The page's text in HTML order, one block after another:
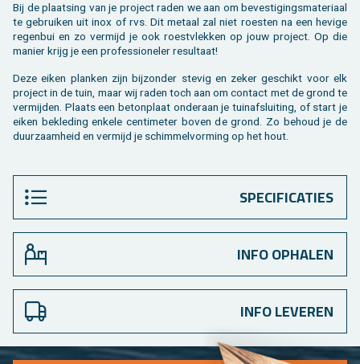
Bij de plaat­sing van je pro­ject raden we aan om be­ves­ti­gings­ma­te­ri­aal
te ge­brui­ken uit inox of rvs. Dit me­taal zal niet roes­ten na een he­vi­ge
re­gen­bui en zo ver­mijd je ook roest­vlek­ken op jouw pro­ject. Op die
ma­nier krijg je een pro­fes­si­o­ne­ler re­sul­taat!
Deze eiken plan­ken zijn bij­zon­der ste­vig en zeker ge­schikt voor elk
pro­ject in de tuin, maar wij raden toch aan om con­tact met de grond te
ver­mij­den. Plaats een be­ton­plaat on­der­aan je tuin­af­slui­ting, of start je
eiken be­kle­ding en­ke­le cen­ti­me­ter boven de grond. Zo be­houd je de
duur­zaam­heid en ver­mijd je schim­mel­vor­ming op het hout.
SPECIFICATIES
INFO OPHALEN
INFO LEVEREN